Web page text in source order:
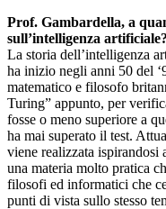
Prof. Gambardella, a
sull’intelligenza artificiale?
La storia dell’intelligenza
ha inizio negli anni 50 del
matematico e filosofo
Turing” appunto, per
fosse o meno superiore a
ha mai superato il test.
viene realizzata ispirandosi
una materia molto pratica
filosofi ed informatici che
punti di vista sullo stesso